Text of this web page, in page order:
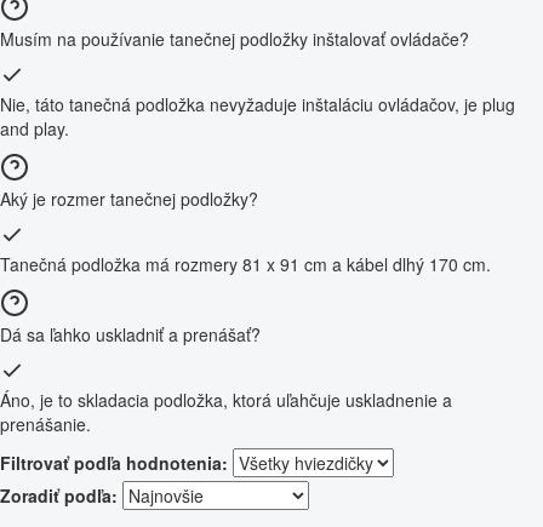
Musím na používanie tanečnej podložky inštalovať ovládače?
Nie, táto tanečná podložka nevyžaduje inštaláciu ovládačov, je plug
and play.
Aký je rozmer tanečnej podložky?
Tanečná podložka má rozmery 81 x 91 cm a kábel dlhý 170 cm.
Dá sa ľahko uskladniť a prenášať?
Áno, je to skladacia podložka, ktorá uľahčuje uskladnenie a
prenášanie.
Filtrovať podľa hodnotenia:
Zoradiť podľa: